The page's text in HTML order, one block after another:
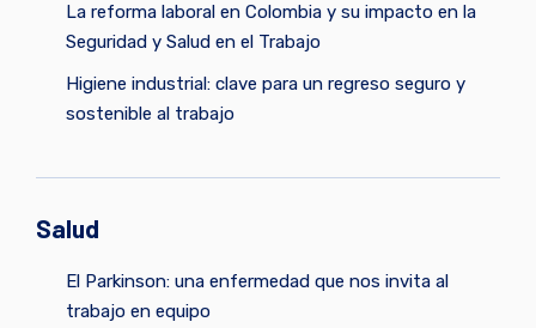
La reforma laboral en Colombia y su impacto en la
Seguridad y Salud en el Trabajo
Higiene industrial: clave para un regreso seguro y
sostenible al trabajo
Salud
El Parkinson: una enfermedad que nos invita al
trabajo en equipo